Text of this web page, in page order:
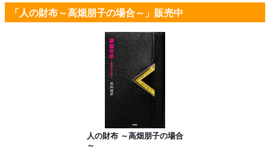
「人の財布～高畑朋子の場合～」販売中
人の財布 ～高畑朋子の場合
～